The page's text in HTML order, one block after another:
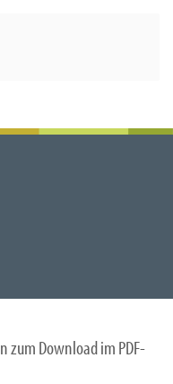
zum Download im PDF-